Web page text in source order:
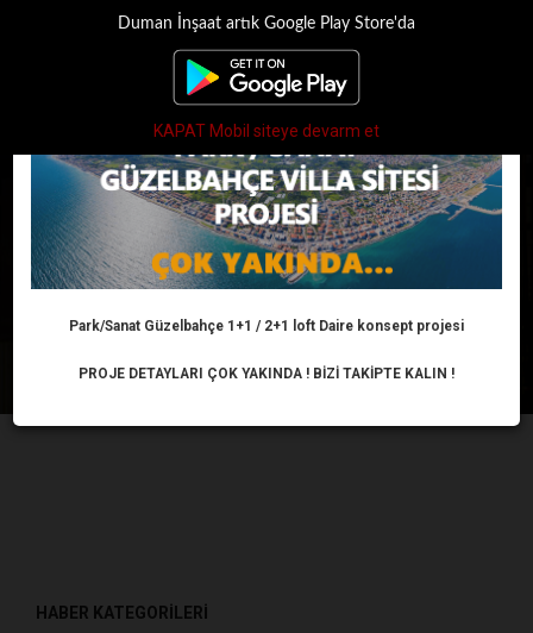
Duman İnşaat artık Google Play Store'da
KAPAT Mobil siteye devarm et
KONUT
Anasayfa Haber Konut
HABER KATEGORİLERİ
Park/Sanat Güzelbahçe 1+1 / 2+1 loft Daire konsept projesi
PROJE DETAYLARI ÇOK YAKINDA ! BİZİ TAKİPTE KALIN !